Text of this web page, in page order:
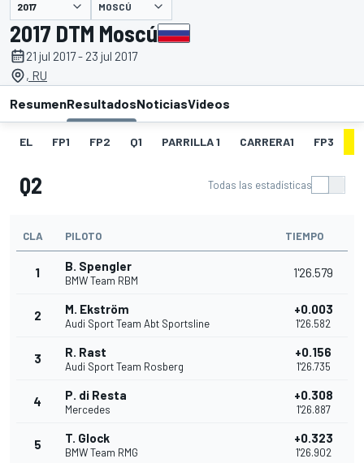
presentado por MOSCÚ
2017 DTM Moscú
21 jul 2017 - 23 jul 2017
, RU
ResumenResultadosNoticiasVideos
EL FP1 FP2 Q1 PARRILLA 1 CARRERA1 FP3
Q2 Todas las estadísticas
CLA PILOTO TIEMPO
1 B. Spengler
BMW Team RBM
1'26.579
2 M. Ekström
Audi Sport Team Abt Sportsline
+0.003
1'26.582
3 R. Rast
Audi Sport Team Rosberg
+0.156
1'26.735
4 P. di Resta
Mercedes
+0.308
1'26.887
5 T. Glock
BMW Team RMG
+0.323
1'26.902